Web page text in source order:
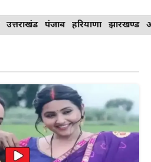
उत्तराखंड पंजाब हरियाणा झारखण्ड